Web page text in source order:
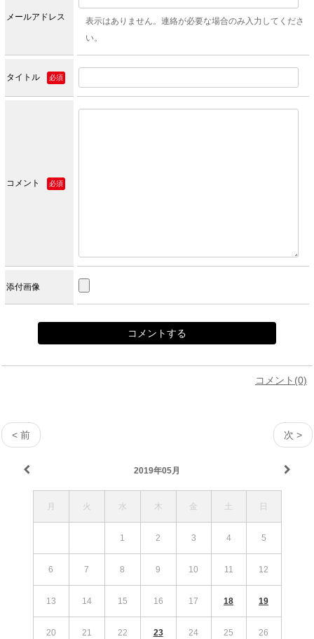
メールアドレス
表示はありません。連絡が必要な場合のみ入力してくださ
い。
タイトル 必須
コメント 必須
添付画像
コメント(0)
< 前 次 >
2019年05月
月 火 水 木 金 土 日
1 2 3 4 5
6 7 8 9 10 11 12
13 14 15 16 17 18 19
20 21 22 23 24 25 26